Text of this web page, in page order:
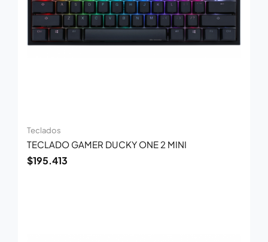
Teclados
TECLADO GAMER DUCKY ONE 2 MINI
$195.413